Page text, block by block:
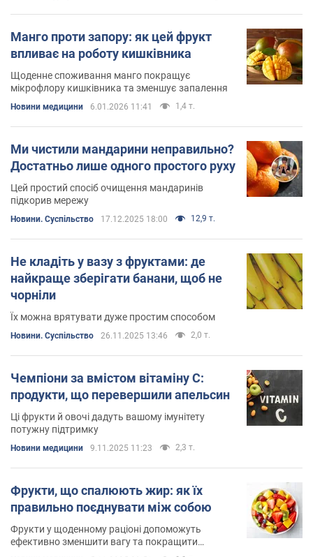
Манго проти запору: як цей фрукт
впливає на роботу кишківника
Щоденне споживання манго покращує
мікрофлору кишківника та зменшує запалення
Новини медицини 6.01.2026 11:41 1,4 т.
Ми чистили мандарини неправильно?
Достатньо лише одного простого руху
Цей простий спосіб очищення мандаринів
підкорив мережу
Новини. Суспільство 17.12.2025 18:00 12,9 т.
Не кладіть у вазу з фруктами: де
найкраще зберігати банани, щоб не
чорніли
Їх можна врятувати дуже простим способом
Новини. Суспільство 26.11.2025 13:46 2,0 т.
Чемпіони за вмістом вітаміну С:
продукти, що перевершили апельсин
Ці фрукти й овочі дадуть вашому імунітету
потужну підтримку
Новини медицини 9.11.2025 11:23 2,3 т.
Фрукти, що спалюють жир: як їх
правильно поєднувати між собою
Фрукти у щоденному раціоні допоможуть
ефективно зменшити вагу та покращити